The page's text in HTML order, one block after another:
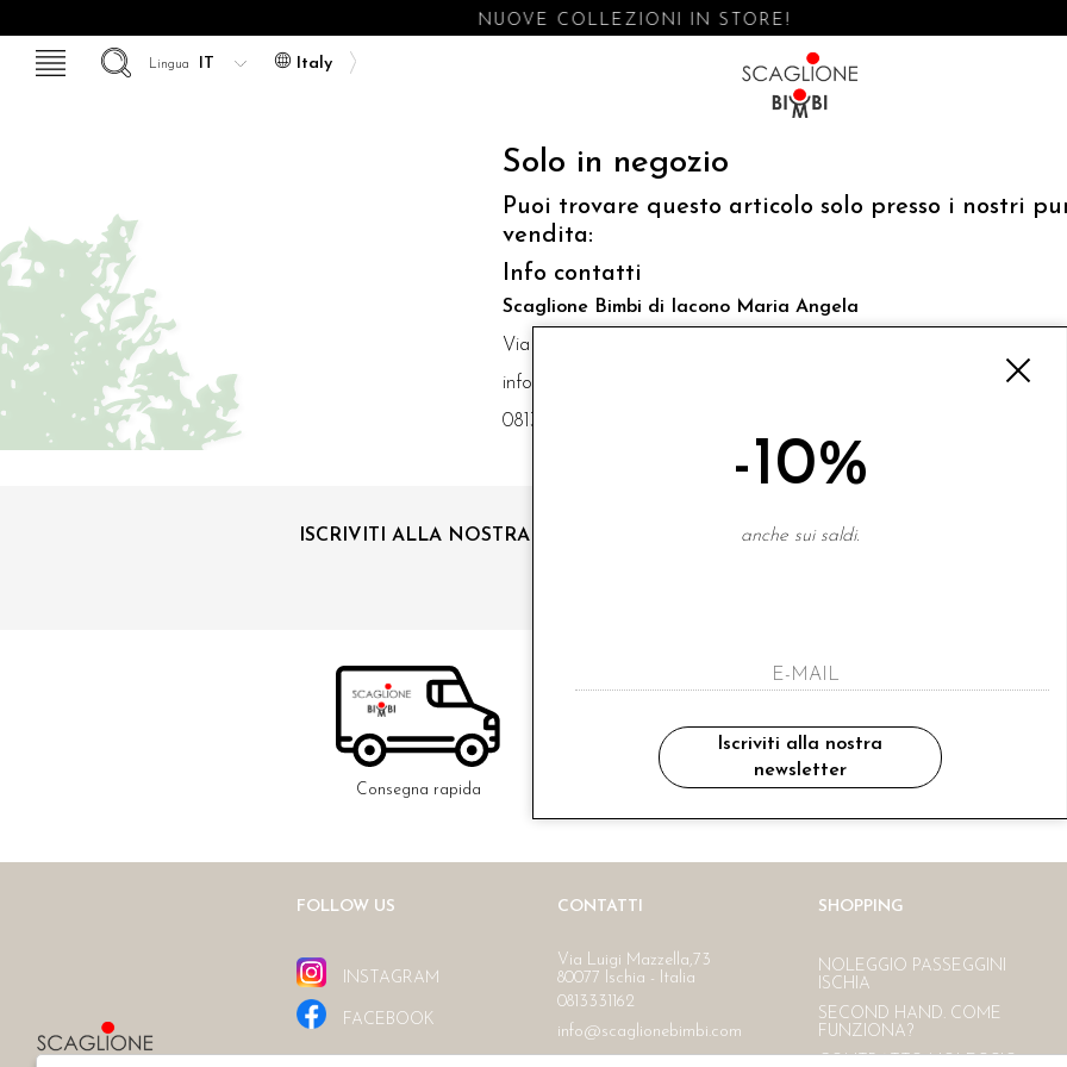
NUOVE COLLEZIONI IN STORE!
Italy
Lingua
Solo in negozio
Puoi trovare questo articolo solo presso i nostri
vendita:
Info contatti
Scaglione Bimbi di Iacono Maria Angela
Via Luigi Mazzella,73 80077 Ischia
info@scaglionebimbi.com
0813331162
ISCRIVITI ALLA NOSTRA NEWSLETTER
ho letto ed accettato le condizioni sulla
Consegna rapida Ritiro in negozio
Consegna gratuita in Italia
FOLLOW US
INSTAGRAM
FACEBOOK
CONTATTI
Via Luigi Mazzella,73
80077 Ischia - Italia
0813331162
info@scaglionebimbi.com
SHOPPING
NOLEGGIO PASSEGGINI
ISCHIA
SECOND HAND. COME
FUNZIONA?
-10%
anche sui saldi.
Iscriviti alla nostra
newsletter